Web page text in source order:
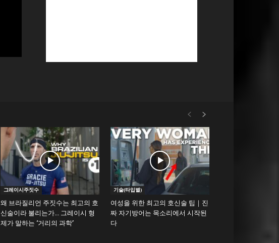
그레이시주짓수
왜 브라질리언 주짓수는 최고의 호
신술이라 불리는가… 그레이시 형
제가 말하는 ‘거리의 과학’
기술(타입별)
여성을 위한 최고의 호신술 팁｜진
짜 자기방어는 목소리에서 시작된
다